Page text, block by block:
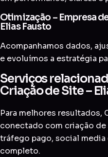
Otimização – Empresa
Elias Fausto
Acompanhamos dados,
e evoluímos a estratégia
Serviços
Criação de Site –
Para melhores resultados,
conectado com criação
tráfego pago, social media
completo.